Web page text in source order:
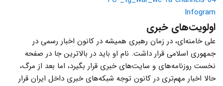
Infogram
اولویت‌های خبری
علی خامنه‌ای، در زمان رهبری همیشه در کانون اخبار رسمی در
جمهوری اسلامی قرار داشت. نام او باید در بالاترین جا در صفحه
نخست روزنامه‌های و سایت‌های خبری قرار بگیرد، اما بعد از مرگ،
حالا اخبار مهم‌تری در کانون توجه شبکه‌های خبری داخل ایران قرار